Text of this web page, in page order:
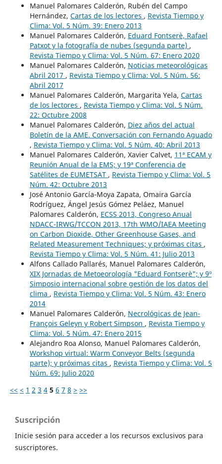
Manuel Palomares Calderón, Rubén del Campo
Hernández, Cartas de los lectores , Revista Tiempo y
Clima: Vol. 5 Núm. 39: Enero 2013
Manuel Palomares Calderón, Eduard Fontserè, Rafael
Patxot y la fotografía de nubes (segunda parte) ,
Revista Tiempo y Clima: Vol. 5 Núm. 67: Enero 2020
Manuel Palomares Calderón, Noticias meteorológicas
Abril 2017 , Revista Tiempo y Clima: Vol. 5 Núm. 56:
Abril 2017
Manuel Palomares Calderón, Margarita Yela, Cartas
de los lectores , Revista Tiempo y Clima: Vol. 5 Núm.
22: Octubre 2008
Manuel Palomares Calderón, Diez años del actual
Boletín de la AME. Conversación con Fernando Aguado
, Revista Tiempo y Clima: Vol. 5 Núm. 40: Abril 2013
Manuel Palomares Calderón, Xavier Calvet, 11ª ECAM y
Reunión Anual de la EMS; y 19ª Conferencia de
Satélites de EUMETSAT , Revista Tiempo y Clima: Vol. 5
Núm. 42: Octubre 2013
José Antonio García-Moya Zapata, Omaira García
Rodríguez, Ángel Jesús Gómez Peláez, Manuel
Palomares Calderón, ECSS 2013, Congreso Anual
NDACC-IRWG/TCCON 2013, 17th WMO/IAEA Meeting
on Carbon Dioxide, Other Greenhouse Gases, and
Related Measurement Techniques; y próximas citas ,
Revista Tiempo y Clima: Vol. 5 Núm. 41: Julio 2013
Alfons Callado Pallarés, Manuel Palomares Calderón,
XIX Jornadas de Metoeorología "Eduard Fontserè"; y 9º
Simposio internacional sobre gestión de los datos del
clima , Revista Tiempo y Clima: Vol. 5 Núm. 43: Enero
2014
Manuel Palomares Calderón, Necrológicas de Jean-
François Geleyn y Robert Simpson , Revista Tiempo y
Clima: Vol. 5 Núm. 47: Enero 2015
Alejandro Roa Alonso, Manuel Palomares Calderón,
Workshop virtual: Warm Conveyor Belts (segunda
parte); y próximas citas , Revista Tiempo y Clima: Vol. 5
Núm. 69: Julio 2020
<< < 1 2 3 4 5 6 7 8 > >>
Suscripción
Inicie sesión para acceder a los recursos exclusivos para
suscriptores.